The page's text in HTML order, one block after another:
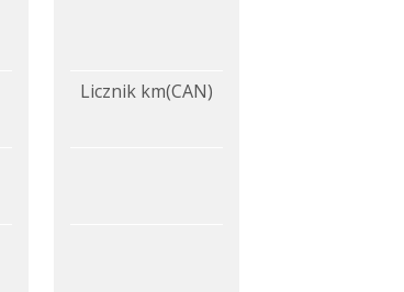
Licznik km(CAN)